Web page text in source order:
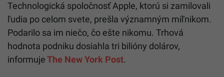
Technologická spoločnosť Apple, ktorú si zamilovali
ľudia po celom svete, prešla významným míľnikom.
Podarilo sa im niečo, čo ešte nikomu. Trhová
hodnota podniku dosiahla tri bilióny dolárov,
informujeThe New York Post.